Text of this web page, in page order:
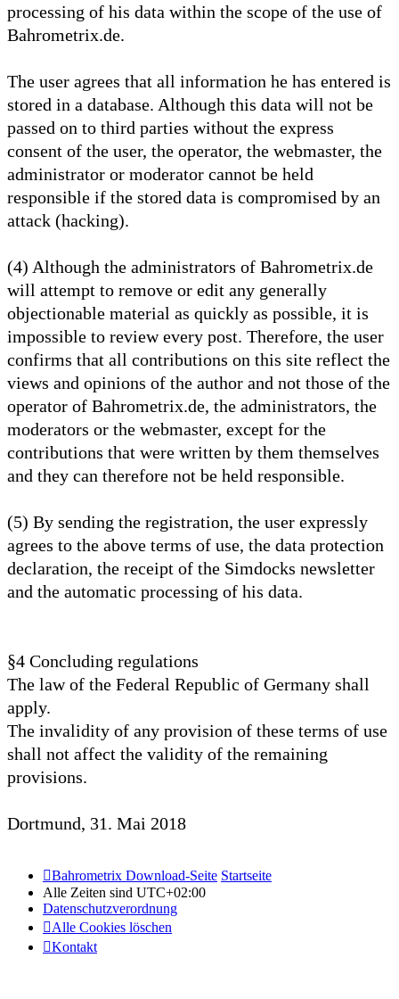
processing of his data within the scope of the use of
Bahrometrix.de.
The user agrees that all information he has entered is
stored in a database. Although this data will not be
passed on to third parties without the express
consent of the user, the operator, the webmaster, the
administrator or moderator cannot be held
responsible if the stored data is compromised by an
attack (hacking).
(4) Although the administrators of Bahrometrix.de
will attempt to remove or edit any generally
objectionable material as quickly as possible, it is
impossible to review every post. Therefore, the user
confirms that all contributions on this site reflect the
views and opinions of the author and not those of the
operator of Bahrometrix.de, the administrators, the
moderators or the webmaster, except for the
contributions that were written by them themselves
and they can therefore not be held responsible.
(5) By sending the registration, the user expressly
agrees to the above terms of use, the data protection
declaration, the receipt of the Simdocks newsletter
and the automatic processing of his data.
§4 Concluding regulations
The law of the Federal Republic of Germany shall
apply.
The invalidity of any provision of these terms of use
shall not affect the validity of the remaining
provisions.
Dortmund, 31. Mai 2018
Bahrometrix Download-Seite Startseite
Alle Zeiten sind UTC+02:00
Datenschutzverordnung
Alle Cookies löschen
Kontakt